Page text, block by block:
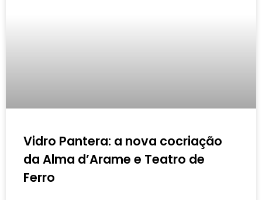
Vidro Pantera: a nova cocriação
da Alma d’Arame e Teatro de
Ferro